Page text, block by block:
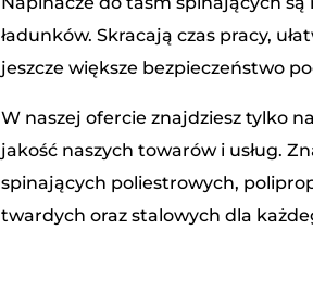
ładunków. Skracają czas pracy,
jeszcze większe bezpieczeństwo
W naszej ofercie znajdziesz tylko
jakość naszych towarów i usług.
spinających poliestrowych,
twardych oraz stalowych dla